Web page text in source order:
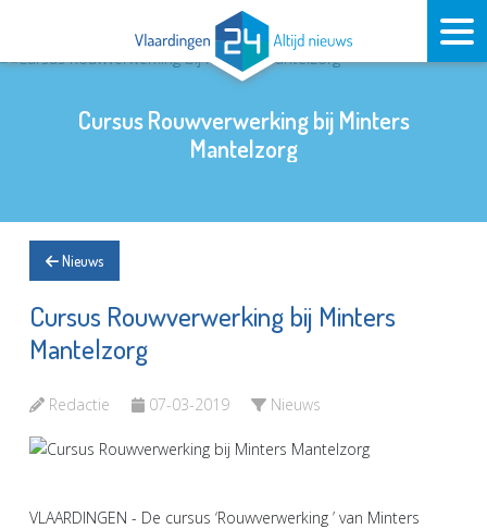
Cursus Rouwverwerking bij Minters
Mantelzorg
Nieuws
Cursus Rouwverwerking bij Minters
Mantelzorg
Redactie 07-03-2019 Nieuws
VLAARDINGEN - De cursus ‘Rouwverwerking ’ van Minters